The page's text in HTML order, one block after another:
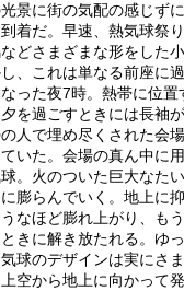
景に街の気配の感じず
着だ。早速、熱気球祭
どさまざまな形をした
、これは単なる前座に
った夜7時。熱帯に位置
を過ごすときには長袖
人で埋め尽くされた会
いた。会場の真ん中に
。火のついた巨大なた
膨らんでいく。地上に
なほど膨れ上がり、も
きに解き放たれる。ゆ
球のデザインは実にさ
空から地上に向かって